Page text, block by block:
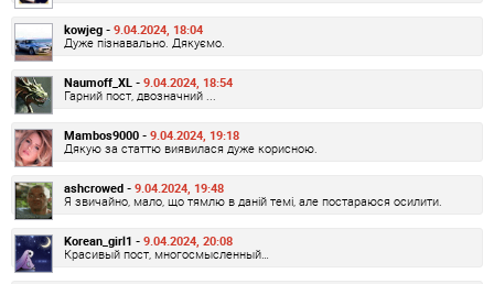
kowjeg - 9.04.2024, 18:04
Дуже пізнавально. Дякуємо.
Naumoff_XL - 9.04.2024, 18:54
Гарний пост, двозначний ...
Mambos9000 - 9.04.2024, 19:18
Дякую за статтю виявилася дуже корисною.
ashcrowed - 9.04.2024, 19:48
Я звичайно, мало, що тямлю в даній темі, але постараюся осилити.
Korean_girl1 - 9.04.2024, 20:08
Красивый пост, многосмысленный…